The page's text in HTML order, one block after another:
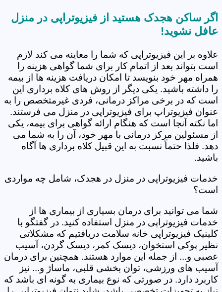
اگر ساکن هجدک هستید از فیزیوتراپی در منزل
عافل نشوید!
علاوه بر این فیزیوتراپی که شما را معاینه می کند لازم
است بتواند بعد از اتمام کار برای شما گواهی هزینه را
همراه مهر خود بنویسد تا امکان دریافت هزینه ها از بیمه
را داشته باشید. یکی دیگر از روش های کلاه برداری این
است که در برخی مراکز درمانی، فردی غیرمتخصص را به
عنوان فیزیوتراپ برای فیزیوتراپی در منزل می فرستند.
اما نکته آنجا است که هنگام ارائه گواهی برای بیمه، یکی
از مسئولین مرکز درمانی با مهر خود، آن را به شما می
دهد. فلذا حتماً نسبت به این قبیل کلاه برداری ها آگاه
باشید.
خدمات فیزیوتراپی در منزل در هجدک، شامل چه مواردی
است؟
شما می توانید برای درمان بسیاری از بیماری ها از
خدمات فیزیوتراپی در منزل استفاده کنید. در گفتگو با
کلینیک فیزیوتراپی خانه سلامت دریافتیم که مشکلاتی
نظیر پوکی استخوان، دیسک کمر، دیسک گردن، آسیب
عصبی و... از جمله این موارد هستند. همچنین برای درمان
آسیب های ورزشی، توان بخشی قلبی، ماساژ و... نیز
کاربرد دارد. در صورتی که نوع بیماری به گونه ای باشد که